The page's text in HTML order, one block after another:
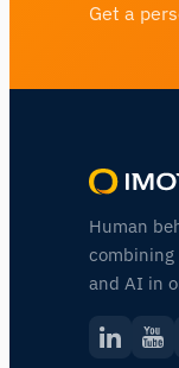
Get a
Human
combining
and AI in